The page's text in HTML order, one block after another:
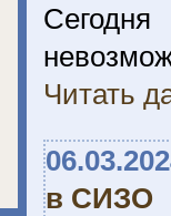
Читать
в СИЗО